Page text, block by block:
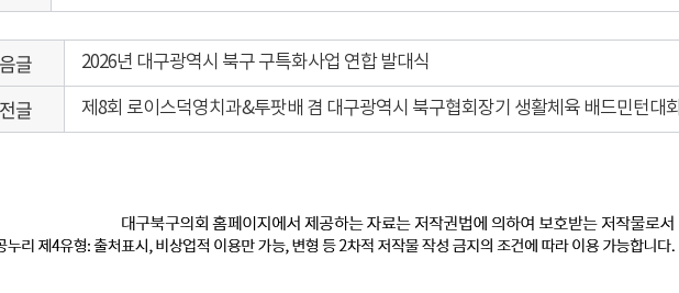
글 2026년 대구광역시 북구 구특화사업 연합 발대식
글 제8회 로이스덕영치과&투팟배 겸 대구광역시 북구협회장기 생활체육 배드민턴대회